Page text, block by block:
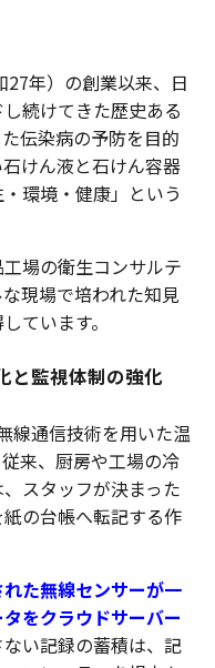
年）の創業以来、日
続けてきた歴史ある
伝染病の予防を目的
けん液と石けん容器
環境・健康」という
場の衛生コンサルテ
現場で培われた知見
ています。
と監視体制の強化
線通信技術を用いた温
来、厨房や工場の冷
スタッフが決まった
の台帳へ転記する作
た無線センサーが一
をクラウドサーバー
い記録の蓄積は、記